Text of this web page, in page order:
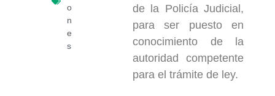
o
n
e
s
de la Policía Judicial,
para ser puesto en
conocimiento de la
autoridad competente
para el trámite de ley.